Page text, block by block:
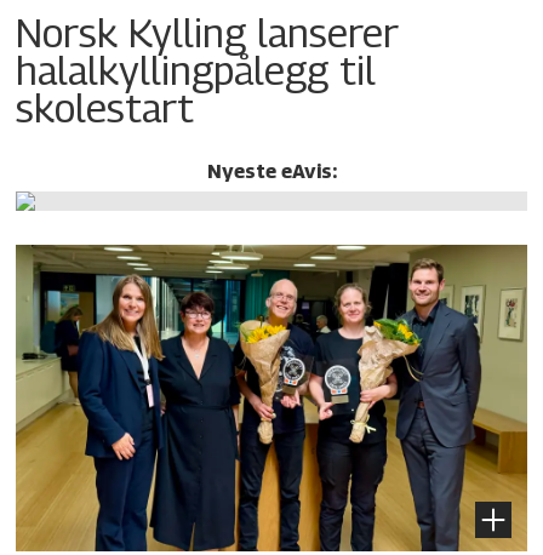
Norsk Kylling lanserer
halalkylling­pålegg til
skolestart
Nyeste eAvis: